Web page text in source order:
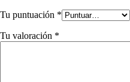
Tu puntuación *
Tu valoración *